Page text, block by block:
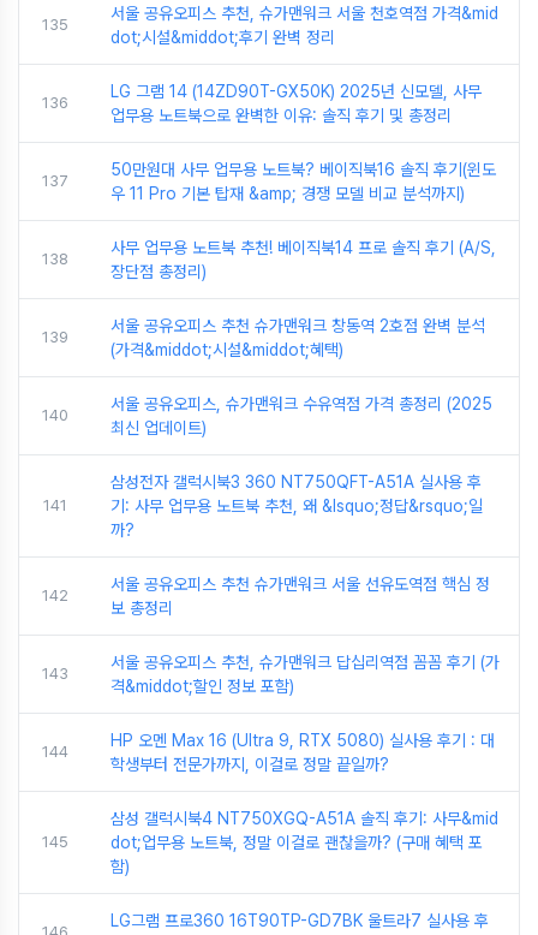
135
서울 공유오피스 추천, 슈가맨워크 서울 천호역점 가격&mid
dot;시설&middot;후기 완벽 정리
136
LG 그램 14 (14ZD90T-GX50K) 2025년 신모델, 사무
업무용 노트북으로 완벽한 이유: 솔직 후기 및 총정리
137
50만원대 사무 업무용 노트북? 베이직북16 솔직 후기(윈도
우 11 Pro 기본 탑재 &amp; 경쟁 모델 비교 분석까지)
138
사무 업무용 노트북 추천! 베이직북14 프로 솔직 후기 (A/S,
장단점 총정리)
139
서울 공유오피스 추천 슈가맨워크 창동역 2호점 완벽 분석
(가격&middot;시설&middot;혜택)
140
서울 공유오피스, 슈가맨워크 수유역점 가격 총정리 (2025
최신 업데이트)
141
삼성전자 갤럭시북3 360 NT750QFT-A51A 실사용 후
기: 사무 업무용 노트북 추천, 왜 &lsquo;정답&rsquo;일
까?
142
서울 공유오피스 추천 슈가맨워크 서울 선유도역점 핵심 정
보 총정리
143
서울 공유오피스 추천, 슈가맨워크 답십리역점 꼼꼼 후기 (가
격&middot;할인 정보 포함)
144
HP 오멘 Max 16 (Ultra 9, RTX 5080) 실사용 후기 : 대
학생부터 전문가까지, 이걸로 정말 끝일까?
145
삼성 갤럭시북4 NT750XGQ-A51A 솔직 후기: 사무&mid
dot;업무용 노트북, 정말 이걸로 괜찮을까? (구매 혜택 포
함)
LG그램 프로360 16T90TP-GD7BK 울트라7 실사용 후